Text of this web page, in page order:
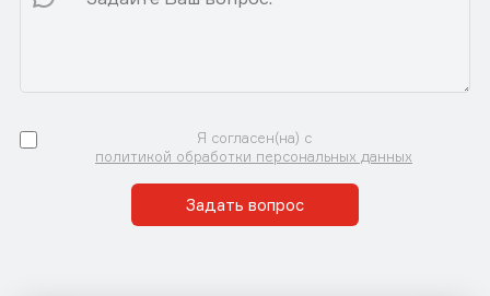
Я согласен(на) с
политикой обработки персональных данных
Задать вопрос